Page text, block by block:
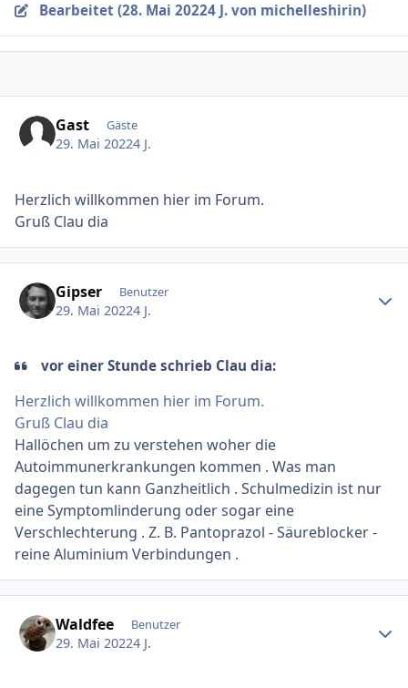
Bearbeitet (28. Mai 20224 J.von michelleshirin)
Gast Gäste
29. Mai 20224 J.
Herzlich willkommen hier im Forum.
Gruß Clau dia
Gipser Benutzer
29. Mai 20224 J.
vor einer Stunde schrieb Clau dia:
Herzlich willkommen hier im Forum.
Gruß Clau dia
Hallöchen um zu verstehen woher die
Autoimmunerkrankungen kommen . Was man
dagegen tun kann Ganzheitlich . Schulmedizin ist nur
eine Symptomlinderung oder sogar eine
Verschlechterung . Z. B. Pantoprazol - Säureblocker -
reine Aluminium Verbindungen .
Waldfee Benutzer
29. Mai 20224 J.